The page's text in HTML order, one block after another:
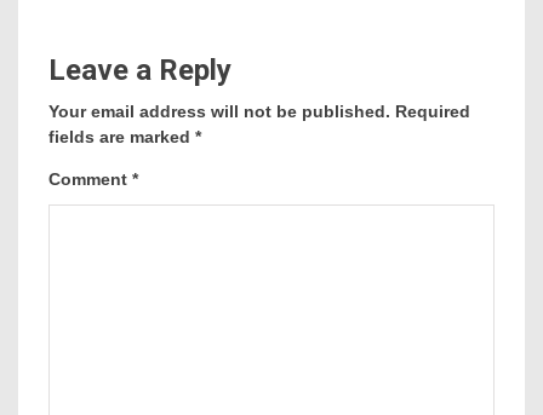
Leave a Reply
Your email address will not be published. Required
fields are marked *
Comment *